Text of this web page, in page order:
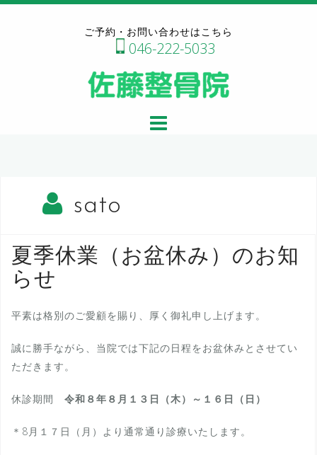
コ
ご予約・お問い合わせはこちら
046-222-5033
sato
夏季休業（お盆休み）のお知
らせ
平素は格別のご愛顧を賜り、厚く御礼申し上げます。
誠に勝手ながら、当院では下記の日程をお盆休みとさせてい
ただきます。
休診期間 令和８年８月１３日（木）～１６日（日）
＊8月１７日（月）より通常通り診療いたします。